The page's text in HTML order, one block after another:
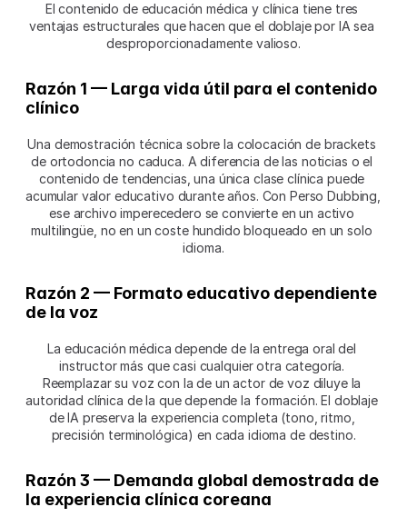
El contenido de educación médica y clínica tiene tres
ventajas estructurales que hacen que el doblaje por IA sea
desproporcionadamente valioso.
Razón 1 — Larga vida útil para el contenido
clínico
Una demostración técnica sobre la colocación de brackets
de ortodoncia no caduca. A diferencia de las noticias o el
contenido de tendencias, una única clase clínica puede
acumular valor educativo durante años. Con Perso Dubbing,
ese archivo imperecedero se convierte en un activo
multilingüe, no en un coste hundido bloqueado en un solo
idioma.
Razón 2 — Formato educativo dependiente
de la voz
La educación médica depende de la entrega oral del
instructor más que casi cualquier otra categoría.
Reemplazar su voz con la de un actor de voz diluye la
autoridad clínica de la que depende la formación. El doblaje
de IA preserva la experiencia completa (tono, ritmo,
precisión terminológica) en cada idioma de destino.
Razón 3 — Demanda global demostrada de
la experiencia clínica coreana